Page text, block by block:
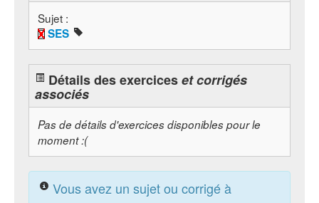
Sujet :
SES
Détails des exerciceset corrigés
associés
Pas de détails d'exercices disponibles pour le
moment :(
Vous avez un sujet ou corrigé à